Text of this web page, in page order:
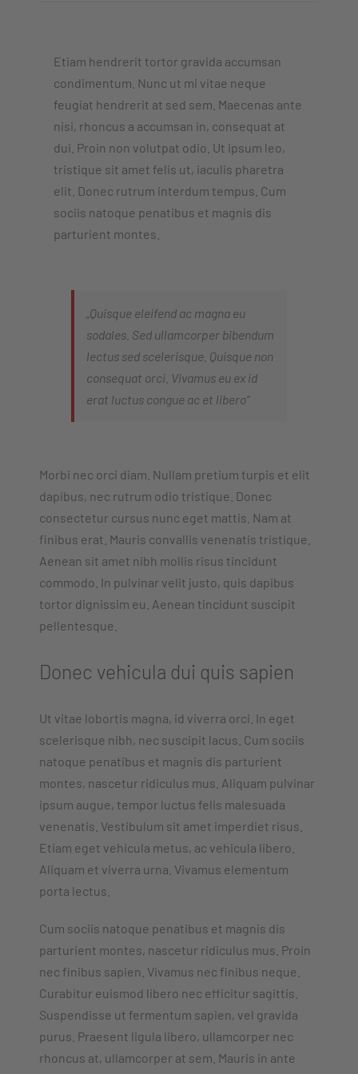
Etiam hendrerit tortor gravida accumsan
condimentum. Nunc ut mi vitae neque
feugiat hendrerit at sed sem. Maecenas ante
nisi, rhoncus a accumsan in, consequat at
dui. Proin non volutpat odio. Ut ipsum leo,
tristique sit amet felis ut, iaculis pharetra
elit. Donec rutrum interdum tempus. Cum
sociis natoque penatibus et magnis dis
parturient montes.
„Quisque eleifend ac magna eu
sodales. Sed ullamcorper bibendum
lectus sed scelerisque. Quisque non
consequat orci. Vivamus eu ex id
erat luctus congue ac et libero“
Morbi nec orci diam. Nullam pretium turpis et elit
dapibus, nec rutrum odio tristique. Donec
consectetur cursus nunc eget mattis. Nam at
finibus erat. Mauris convallis venenatis tristique.
Aenean sit amet nibh mollis risus tincidunt
commodo. In pulvinar velit justo, quis dapibus
tortor dignissim eu. Aenean tincidunt suscipit
pellentesque.
Donec vehicula dui quis sapien
Ut vitae lobortis magna, id viverra orci. In eget
scelerisque nibh, nec suscipit lacus. Cum sociis
natoque penatibus et magnis dis parturient
montes, nascetur ridiculus mus. Aliquam pulvinar
ipsum augue, tempor luctus felis malesuada
venenatis. Vestibulum sit amet imperdiet risus.
Etiam eget vehicula metus, ac vehicula libero.
Aliquam et viverra urna. Vivamus elementum
porta lectus.
Cum sociis natoque penatibus et magnis dis
parturient montes, nascetur ridiculus mus. Proin
nec finibus sapien. Vivamus nec finibus neque.
Curabitur euismod libero nec efficitur sagittis.
Suspendisse ut fermentum sapien, vel gravida
purus. Praesent ligula libero, ullamcorper nec
rhoncus at, ullamcorper at sem. Mauris in ante